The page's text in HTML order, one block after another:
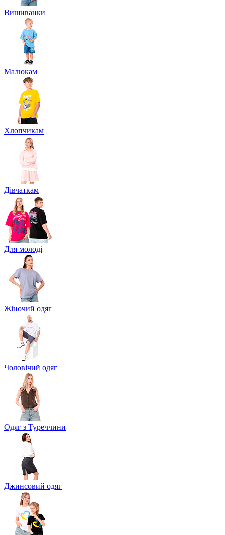
Вишиванки
Малюкам
Хлопчикам
Дівчаткам
Для молоді
Жіночий одяг
Чоловічий одяг
Одяг з Туреччини
Джинсовий одяг